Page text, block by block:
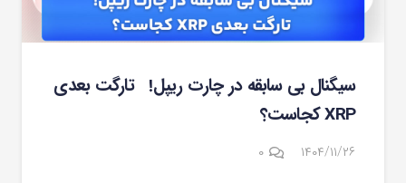
سیگنال بی سابقه در چارت ریپل! تارگت بعدی
XRP کجاست؟
۱۴۰۴/۱۱/۲۶ ۰